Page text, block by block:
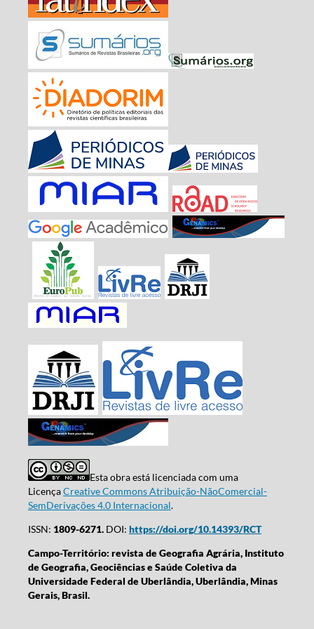
Esta obra está licenciada com uma
LicençaCreative Commons Atribuição-NãoComercial-
SemDerivações 4.0 Internacional.
ISSN: 1809-6271.DOI: https://doi.org/10.14393/RCT
Campo-Território: revista de Geografia Agrária, Instituto
de Geografia, Geociências e Saúde Coletiva da
Universidade Federal de Uberlândia, Uberlândia, Minas
Gerais, Brasil.